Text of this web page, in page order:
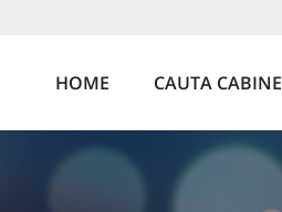
HOME CAUTA